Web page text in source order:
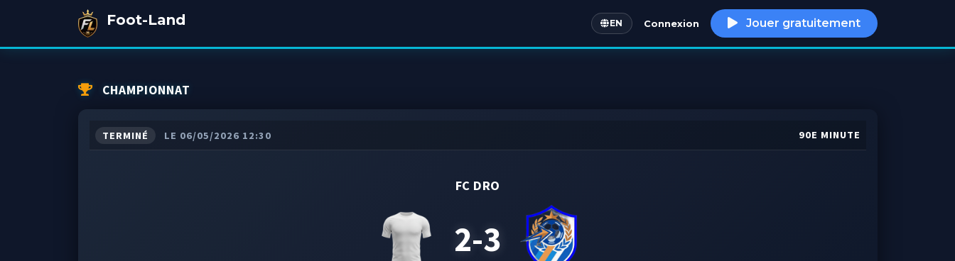
Foot-Land EN
English Connexion Jouer gratuitement
CHAMPIONNAT
TERMINÉ LE 06/05/2026 12:30 90E MINUTE
FC DRO
2-3